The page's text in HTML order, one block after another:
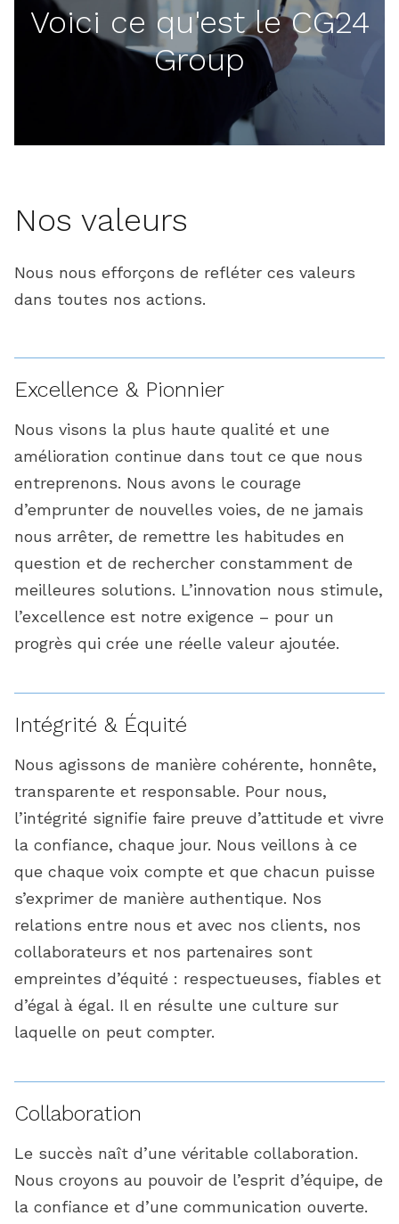
Voici ce qu'est le CG24
Group
Nos valeurs
Nous nous efforçons de refléter ces valeurs
dans toutes nos actions.
Excellence & Pionnier
Nous visons la plus haute qualité et une
amélioration continue dans tout ce que nous
entreprenons. Nous avons le courage
d’emprunter de nouvelles voies, de ne jamais
nous arrêter, de remettre les habitudes en
question et de rechercher constamment de
meilleures solutions. L’innovation nous stimule,
l’excellence est notre exigence – pour un
progrès qui crée une réelle valeur ajoutée.
Intégrité & Équité
Nous agissons de manière cohérente, honnête,
transparente et responsable. Pour nous,
l’intégrité signifie faire preuve d’attitude et vivre
la confiance, chaque jour. Nous veillons à ce
que chaque voix compte et que chacun puisse
s’exprimer de manière authentique. Nos
relations entre nous et avec nos clients, nos
collaborateurs et nos partenaires sont
empreintes d’équité : respectueuses, fiables et
d’égal à égal. Il en résulte une culture sur
laquelle on peut compter.
Collaboration
Le succès naît d’une véritable collaboration.
Nous croyons au pouvoir de l’esprit d’équipe, de
la confiance et d’une communication ouverte.